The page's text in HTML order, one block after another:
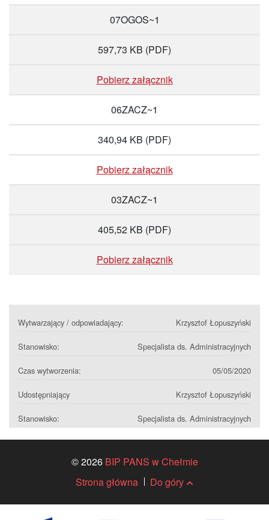
07OGOS~1
597,73 KB (PDF)
Pobierz załącznik
06ZACZ~1
340,94 KB (PDF)
Pobierz załącznik
03ZACZ~1
405,52 KB (PDF)
Pobierz załącznik
Wytwarzający / odpowiadający: Krzysztof Łopuszyński
Stanowisko: Specjalista ds. Administracyjnych
Czas wytworzenia: 05/05/2020
Udostępniający Krzysztof Łopuszyński
Stanowisko: Specjalista ds. Administracyjnych
© 2026 BIP PANS w Chełmie
Strona główna
Do góry